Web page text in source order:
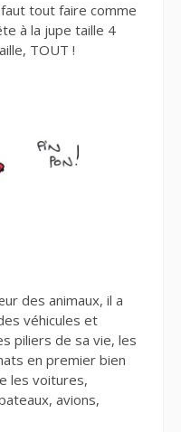
tout faire comme
à la jupe taille 4
TOUT !
des animaux, il a
véhicules et
piliers de sa vie, les
en premier bien
les voitures,
avions,